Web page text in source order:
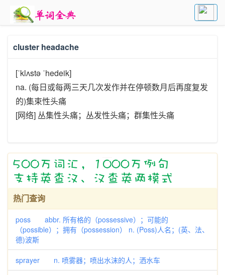
cluster headache
[ˈklʌstə ˈhedeik]
na. (每日或每两三天几次发作并在停顿数月后再度复发
的)集束性头痛
[网络] 丛集性头痛；丛发性头痛；群集性头痛
热门查询
poss abbr. 所有格的（possessive）；可能的
（possible）；拥有（possession） n. (Poss)人名；(英、法、
德)波斯
sprayer n. 喷雾器；喷出水沫的人；洒水车